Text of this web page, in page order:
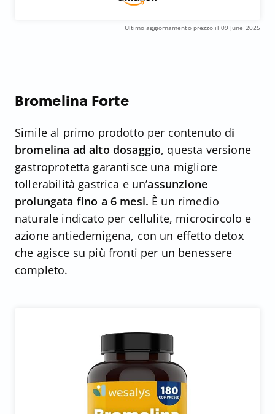
Ultimo aggiornamento prezzo il 09 June 2025
Bromelina Forte
Simile al primo prodotto per contenuto di
bromelina ad alto dosaggio, questa versione
gastroprotetta garantisce una migliore
tollerabilità gastrica e un’assunzione
prolungata fino a 6 mesi. È un rimedio
naturale indicato per cellulite, microcircolo e
azione antiedemigena, con un effetto detox
che agisce su più fronti per un benessere
completo.